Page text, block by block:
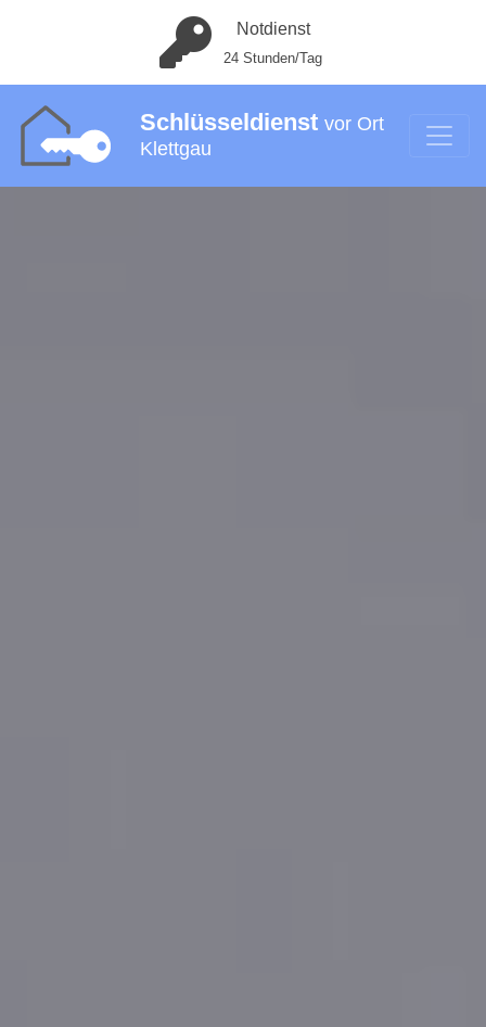
Notdienst
24 Stunden/Tag
Schlüsseldienst vor Ort
Klettgau